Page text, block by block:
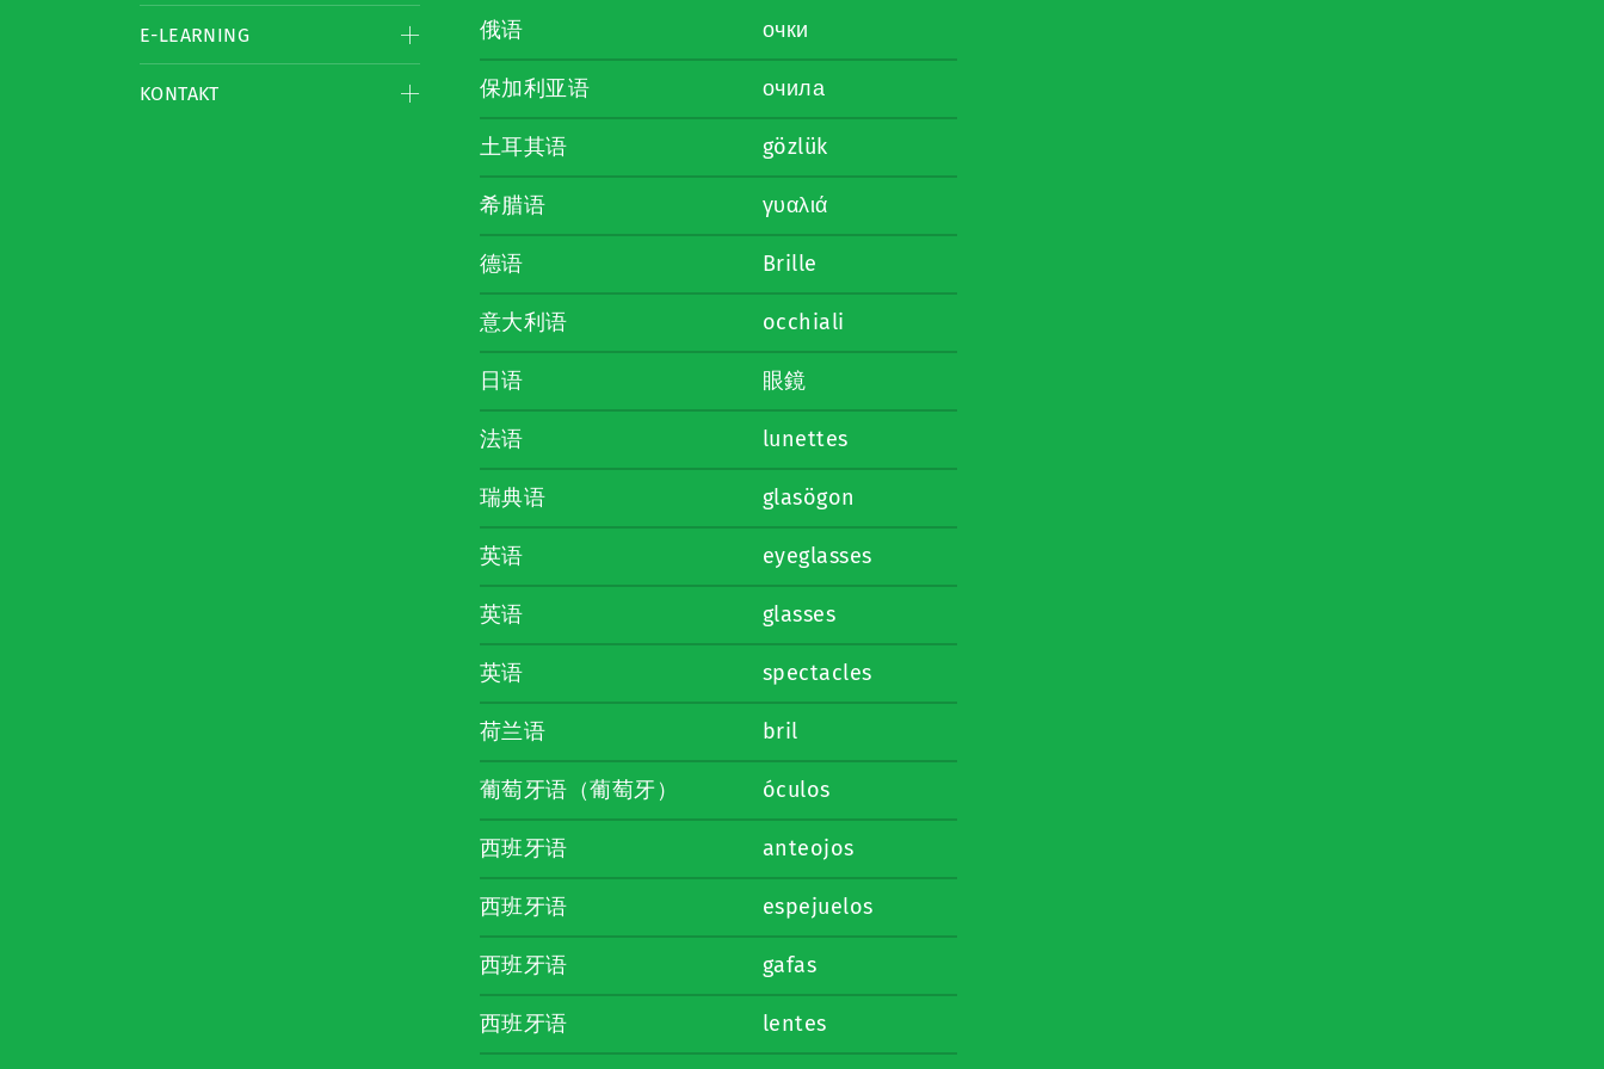
E-LEARNING
KONTAKT
俄语 очки
保加利亚语 очила
土耳其语 gözlük
希腊语 γυαλιά
德语 Brille
意大利语 occhiali
日语 眼鏡
法语 lunettes
瑞典语 glasögon
英语 eyeglasses
英语 glasses
英语 spectacles
荷兰语 bril
葡萄牙语（葡萄牙） óculos
西班牙语 anteojos
西班牙语 espejuelos
西班牙语 gafas
西班牙语 lentes